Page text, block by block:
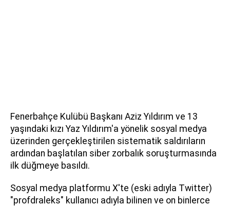
Fenerbahçe Kulübü Başkanı Aziz Yıldırım ve 13
yaşındaki kızı Yaz Yıldırım'a yönelik sosyal medya
üzerinden gerçekleştirilen sistematik saldırıların
ardından başlatılan siber zorbalık soruşturmasında
ilk düğmeye basıldı.
Sosyal medya platformu X'te (eski adıyla Twitter)
"profdraleks" kullanıcı adıyla bilinen ve on binlerce